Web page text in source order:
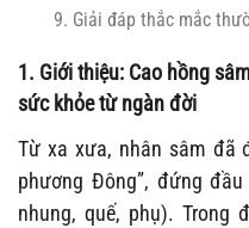
9. Giải đáp thắc mắc
1. Giới thiệu: Cao hồng
sức khỏe từ ngàn đời
Từ xa xưa, nhân sâm đã
phương Đông”, đứng đầu
nhung, quế, phụ). Trong